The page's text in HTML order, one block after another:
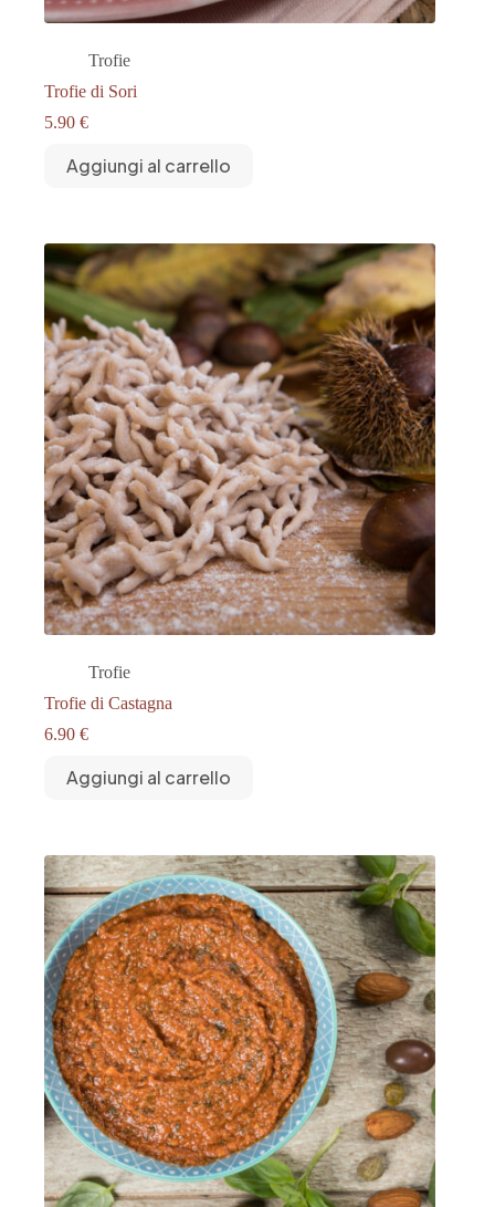
Trofie
Trofie di Sori
5.90 €
Aggiungi al carrello
Trofie
Trofie di Castagna
6.90 €
Aggiungi al carrello